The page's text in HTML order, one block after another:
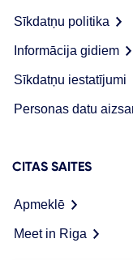
Sīkdatņu politika
Informācija gidiem
Sīkdatņu iestatījumi
Personas datu
CITAS SAITES
Apmeklē
Meet in Riga